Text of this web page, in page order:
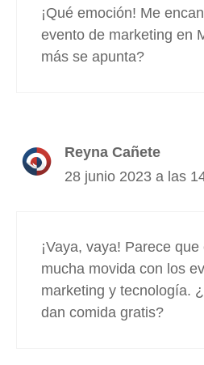
¡Qué emoción! Me
evento de marketing en
más se apunta?
Reyna Cañete
28 junio 2023 a las
¡Vaya, vaya! Parece
mucha movida con los
marketing y tecnología.
dan comida gratis?